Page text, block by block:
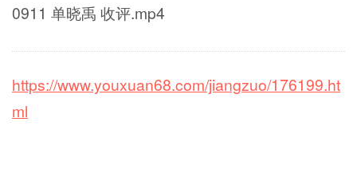
0911 单晓禹 收评.mp4
https://www.youxuan68.com/jiangzuo/176199.ht
ml